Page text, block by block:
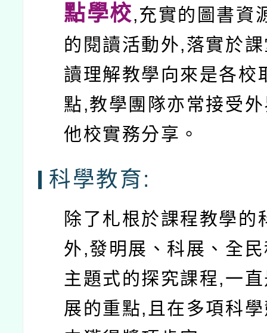
點學校,充實的圖書資
的閱讀活動外,落實於
讀理解教學向來是各校
點,教學團隊亦常接受
他校實務分享。
科學教育:
除了札根於課程教學的
外,發明展、科展、全
主題式的探究課程,一
展的重點,且在多項科